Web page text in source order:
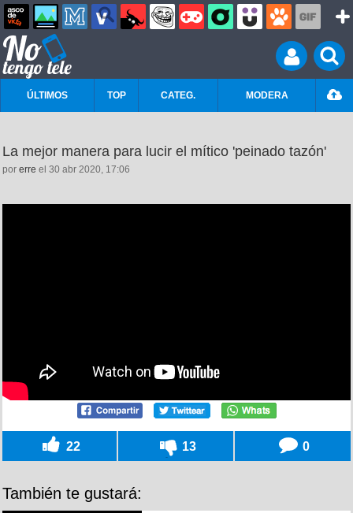
ÚLTIMOS TOP CATEG. MODERA
La mejor manera para lucir el mítico 'peinado tazón'
por erre el 30 abr 2020, 17:06
22 13 0
También te gustará: